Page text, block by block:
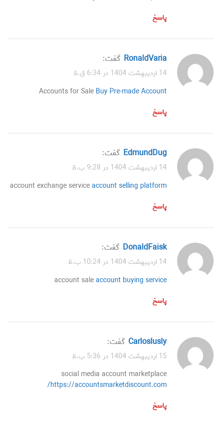
پاسخ
RonaldVaria گفت:
14 اردیبهشت 1404 در 6:34 ق.ظ
Accounts for Sale Buy Pre-made Account
پاسخ
EdmundDug گفت:
14 اردیبهشت 1404 در 9:28 ب.ظ
account exchange serviceaccount selling platform
پاسخ
DonaldFaisk گفت:
14 اردیبهشت 1404 در 10:24 ب.ظ
account saleaccount buying service
پاسخ
Carloslusly گفت:
15 اردیبهشت 1404 در 5:36 ب.ظ
social media account marketplace
https://accountsmarketdiscount.com/
پاسخ